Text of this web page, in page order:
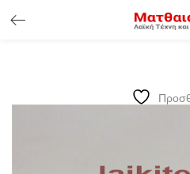
ΕΊΣΟΔΟΣ ΠΕΛΑΤΏΝ